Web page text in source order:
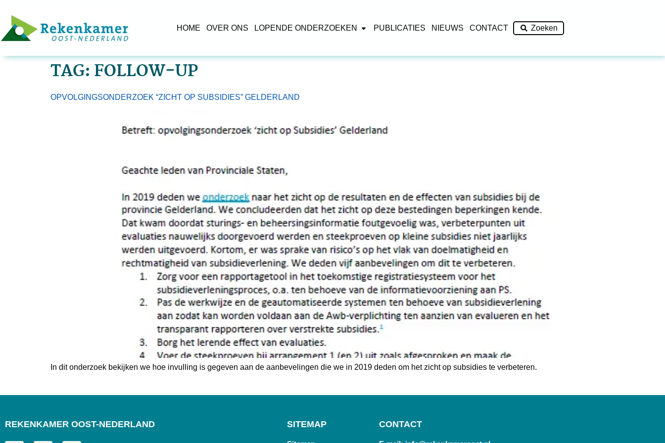
HOME OVER ONS LOPENDE ONDERZOEKEN PUBLICATIES NIEUWS CONTACT Zoeken
TAG: FOLLOW-UP
OPVOLGINGSONDERZOEK “ZICHT OP SUBSIDIES” GELDERLAND
In dit onderzoek bekijken we hoe invulling is gegeven aan de aanbevelingen die we in 2019 deden om het zicht op subsidies te verbeteren.
REKENKAMER OOST-NEDERLAND SITEMAP CONTACT